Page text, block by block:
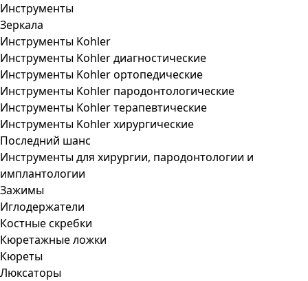
Инструменты
Зеркала
Инструменты Kohler
Инструменты Kohler диагностические
Инструменты Kohler ортопедические
Инструменты Kohler пародонтологические
Инструменты Kohler терапевтические
Инструменты Kohler хирургические
Последний шанс
Инструменты для хирургии, пародонтологии и
имплантологии
Зажимы
Иглодержатели
Костные скребки
Кюретажные ложки
Кюреты
Люксаторы